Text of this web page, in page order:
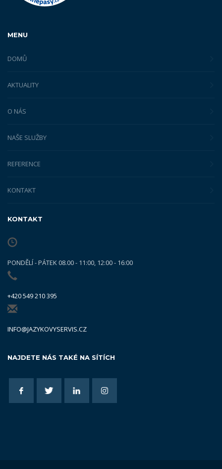
MENU
DOMŮ
AKTUALITY
O NÁS
NAŠE SLUŽBY
REFERENCE
KONTAKT
KONTAKT
PONDĚLÍ - PÁTEK 08.00 - 11:00, 12:00 - 16:00
+420 549 210 395
INFO@JAZYKOVYSERVIS.CZ
NAJDETE NÁS TAKÉ NA SÍTÍCH